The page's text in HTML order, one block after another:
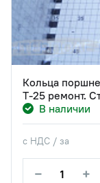
Кольца
Т-25 ремонт.
В наличии
с НДС / за
− +